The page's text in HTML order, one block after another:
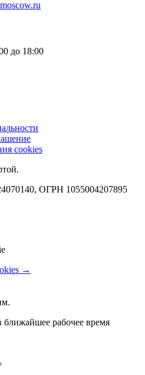
до 18:00
cookies
ОГРН 1055004207895
→
рабочее время